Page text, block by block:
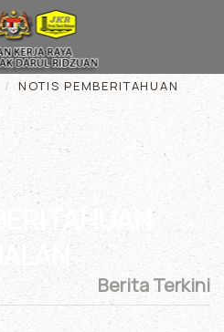
NOTIS PEMBERITAHUAN
Berita Terkini